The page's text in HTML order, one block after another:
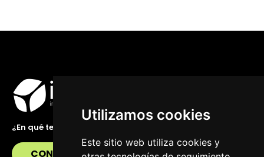
Utilizamos cookies
Este sitio web utiliza cookies y
¿En qué te podemos ayudar?
CONTÁCTANOS